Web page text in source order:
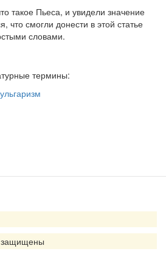
такое Пьеса, и увидели значение
что смогли донести в этой статье
словами.
термины:
защищены